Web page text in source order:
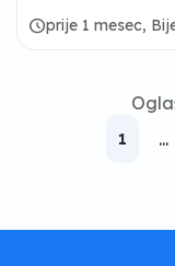
scheduleprije 1 mesec,
1 ...